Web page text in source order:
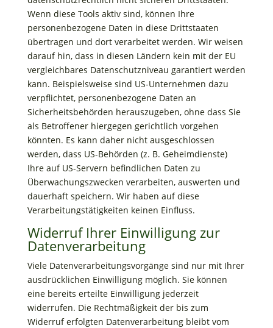
Wenn diese Tools aktiv sind, können Ihre
personenbezogene Daten in diese Drittstaaten
übertragen und dort verarbeitet werden. Wir weisen
darauf hin, dass in diesen Ländern kein mit der EU
vergleichbares Datenschutzniveau garantiert werden
kann. Beispielsweise sind US-Unternehmen dazu
verpflichtet, personenbezogene Daten an
Sicherheitsbehörden herauszugeben, ohne dass Sie
als Betroffener hiergegen gerichtlich vorgehen
könnten. Es kann daher nicht ausgeschlossen
werden, dass US-Behörden (z. B. Geheimdienste)
Ihre auf US-Servern befindlichen Daten zu
Überwachungszwecken verarbeiten, auswerten und
dauerhaft speichern. Wir haben auf diese
Verarbeitungstätigkeiten keinen Einfluss.
Widerruf Ihrer Einwilligung zur
Datenverarbeitung
Viele Datenverarbeitungsvorgänge sind nur mit Ihrer
ausdrücklichen Einwilligung möglich. Sie können
eine bereits erteilte Einwilligung jederzeit
widerrufen. Die Rechtmäßigkeit der bis zum
Widerruf erfolgten Datenverarbeitung bleibt vom